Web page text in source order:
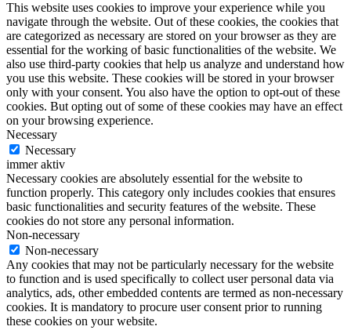
This website uses cookies to improve your experience while you
navigate through the website. Out of these cookies, the cookies that
are categorized as necessary are stored on your browser as they are
essential for the working of basic functionalities of the website. We
also use third-party cookies that help us analyze and understand how
you use this website. These cookies will be stored in your browser
only with your consent. You also have the option to opt-out of these
cookies. But opting out of some of these cookies may have an effect
on your browsing experience.
Necessary
Necessary
immer aktiv
Necessary cookies are absolutely essential for the website to
function properly. This category only includes cookies that ensures
basic functionalities and security features of the website. These
cookies do not store any personal information.
Non-necessary
Non-necessary
Any cookies that may not be particularly necessary for the website
to function and is used specifically to collect user personal data via
analytics, ads, other embedded contents are termed as non-necessary
cookies. It is mandatory to procure user consent prior to running
these cookies on your website.